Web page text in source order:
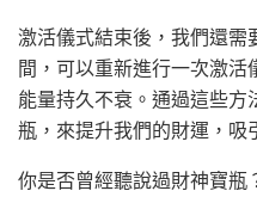
激活儀式結束後，我們還需
間，可以重新進行一次激活
能量持久不衰。通過這些方
瓶，來提升我們的財運，吸
你是否曾經聽說過財神寶瓶